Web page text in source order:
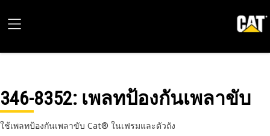
346-8352: เพลทป้องกันเพลาขับ
ใช้เพลทป้องกันเพลาขับ Cat® ในเฟรมและตัวถัง